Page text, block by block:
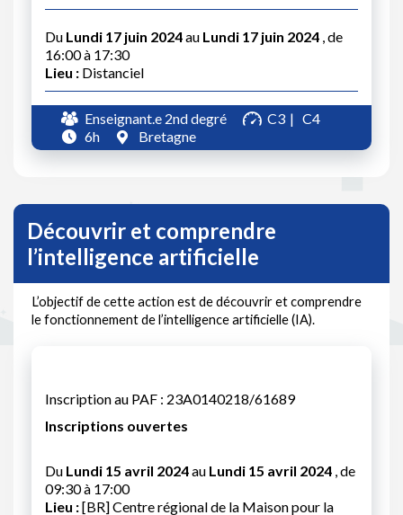
Du Lundi 17 juin 2024au Lundi 17 juin 2024 , de
16:00 à 17:30
Lieu : Distanciel
Enseignant.e 2nd degré C3
C4
6h
Bretagne
Découvrir et comprendre
l’intelligence artificielle
L’objectif de cette action est de découvrir et comprendre
le fonctionnement de l’intelligence artificielle (IA).
Inscription au PAF : 23A0140218/61689
Inscriptions ouvertes
Du Lundi 15 avril 2024au Lundi 15 avril 2024 , de
09:30 à 17:00
Lieu :[BR] Centre régional de la Maison pour la